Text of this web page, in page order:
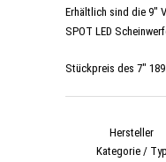
Erhältlich sind die 9"
SPOT LED
Stückpreis des 7"
Hersteller
Kategorie / Typ